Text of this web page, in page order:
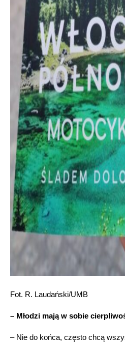
Fot. R. Laudański/UMB
– Młodzi mają w sobie
– Nie do końca, często chcą